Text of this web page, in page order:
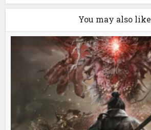
You may also like